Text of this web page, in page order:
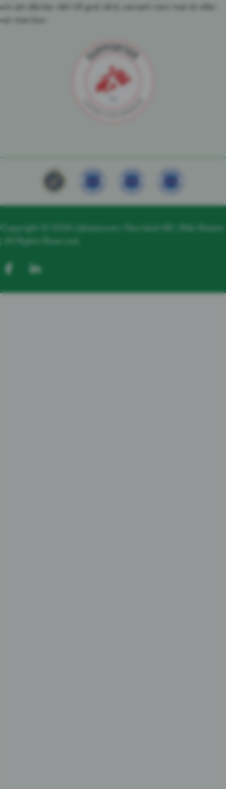
om att alla har rätt till god vård, oavsett vem man är eller
var man bor.
Copyright © 2026 Läkarjouren i Norrland AB |
Web Master
| All Rights Reserved.